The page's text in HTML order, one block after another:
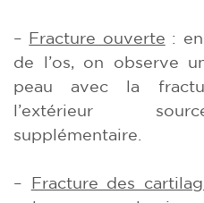
– Fracture ouverte :
de l’os, on observe
peau avec la
l’extérieur
supplémentaire.
– Fracture des